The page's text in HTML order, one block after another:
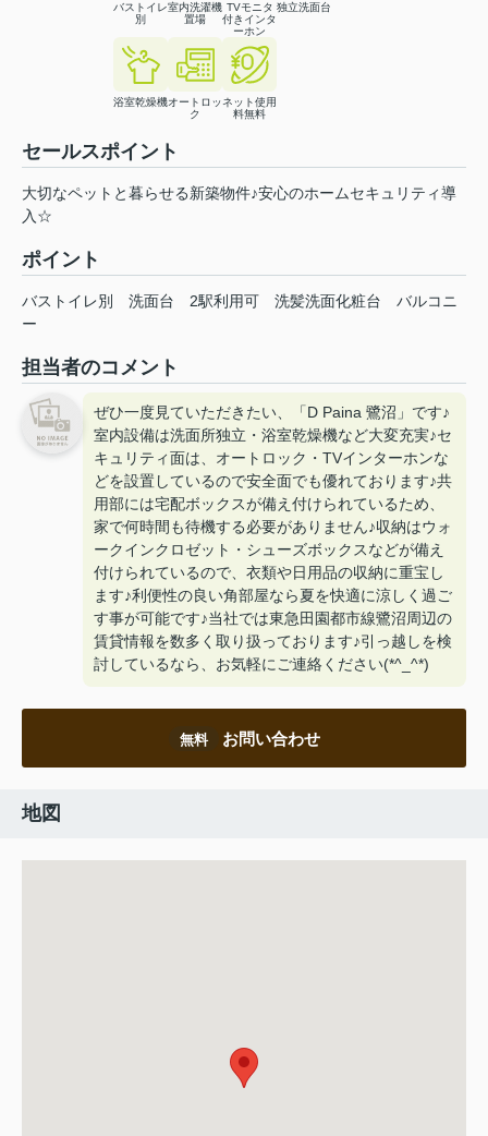
バストイレ
別
室内洗濯機
置場
TVモニタ
付きインタ
ーホン
独立洗面台
浴室乾燥機オートロッ
ク
ネット使用
料無料
セールスポイント
大切なペットと暮らせる新築物件♪安心のホームセキュリティ導
入☆
ポイント
バストイレ別 洗面台 2駅利用可 洗髪洗面化粧台
バルコニ
ー
担当者のコメント
ぜひ一度見ていただきたい、「D Paina 鷺沼」です♪
室内設備は洗面所独立・浴室乾燥機など大変充実♪セ
キュリティ面は、オートロック・TVインターホンな
どを設置しているので安全面でも優れております♪共
用部には宅配ボックスが備え付けられているため、
家で何時間も待機する必要がありません♪収納はウォ
ークインクロゼット・シューズボックスなどが備え
付けられているので、衣類や日用品の収納に重宝し
ます♪利便性の良い角部屋なら夏を快適に涼しく過ご
す事が可能です♪当社では東急田園都市線鷺沼周辺の
賃貸情報を数多く取り扱っております♪引っ越しを検
討しているなら、お気軽にご連絡ください(*^_^*)
無料 お問い合わせ
地図